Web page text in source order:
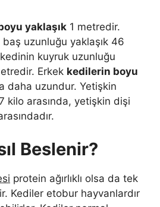
yaklaşık 1 metredir.
uzunluğu yaklaşık 46
kuyruk uzunluğu
Erkek kedilerin boyu
daha uzundur. Yetişkin
kilo arasında, yetişkin dişi
Beslenir?
protein ağırlıklı olsa da tek
Kediler etobur hayvanlardır